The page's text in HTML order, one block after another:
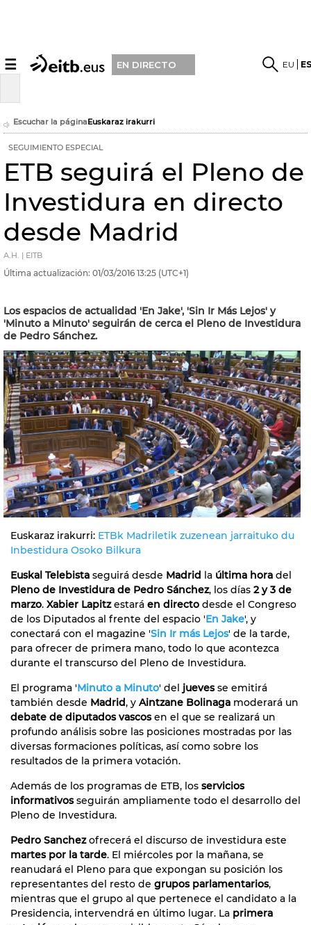
☰ EN DIRECTO EU
Escuchar la páginaEuskaraz irakurri
SEGUIMIENTO ESPECIAL
ETB seguirá el Pleno de
Investidura en directo
desde Madrid
A.H. | EITB
Última actualización: 01/03/2016 13:25 (UTC+1)
Los espacios de actualidad 'En Jake', 'Sin Ir Más Lejos' y
'Minuto a Minuto' seguirán de cerca el Pleno de Investidura
de Pedro Sánchez.
Euskaraz irakurri: ETBk Madriletik zuzenean jarraituko du
Inbestidura Osoko Bilkura
Euskal Telebista seguirá desde Madrid la última hora del
Pleno de Investidura de Pedro Sánchez, los días 2 y 3 de
marzo. Xabier Lapitzestará en directo desde el Congreso
de los Diputados al frente del espacio 'En Jake', y
conectará con el magazine 'Sin Ir más Lejos' de la tarde,
para ofrecer de primera mano, todo lo que acontezca
durante el transcurso del Pleno de Investidura.
El programa 'Minuto a Minuto' del juevesse emitirá
también desde Madrid, y Aintzane Bolinaga moderará un
debate de diputados vascosen el que se realizará un
profundo análisis sobre las posiciones mostradas por las
diversas formaciones políticas, así como sobre los
resultados de la primera votación.
Además de los programas de ETB, los servicios
informativosseguirán ampliamente todo el desarrollo del
Pleno de Investidura.
Pedro Sanchezofrecerá el discurso de investidura este
martes por la tarde. El miércoles por la mañana, se
reanudará el Pleno para que expongan su posición los
representantes del resto de grupos parlamentarios,
mientras que el grupo al que pertenece el candidato a la
Presidencia, intervendrá en último lugar. La primera